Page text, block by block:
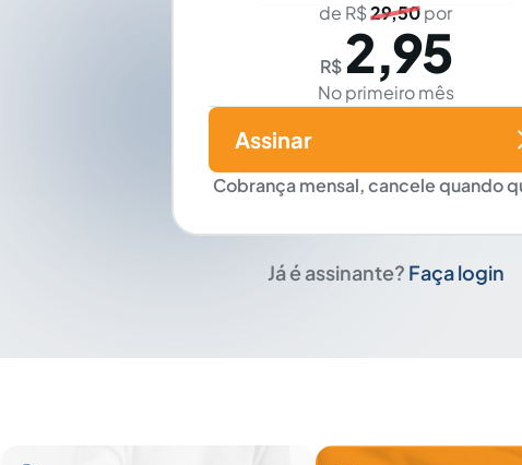
de R$29,50por
R$ 2,95
No primeiro mês
Cobrança mensal, cancele quando
Assinar
Já é assinante? Faça login